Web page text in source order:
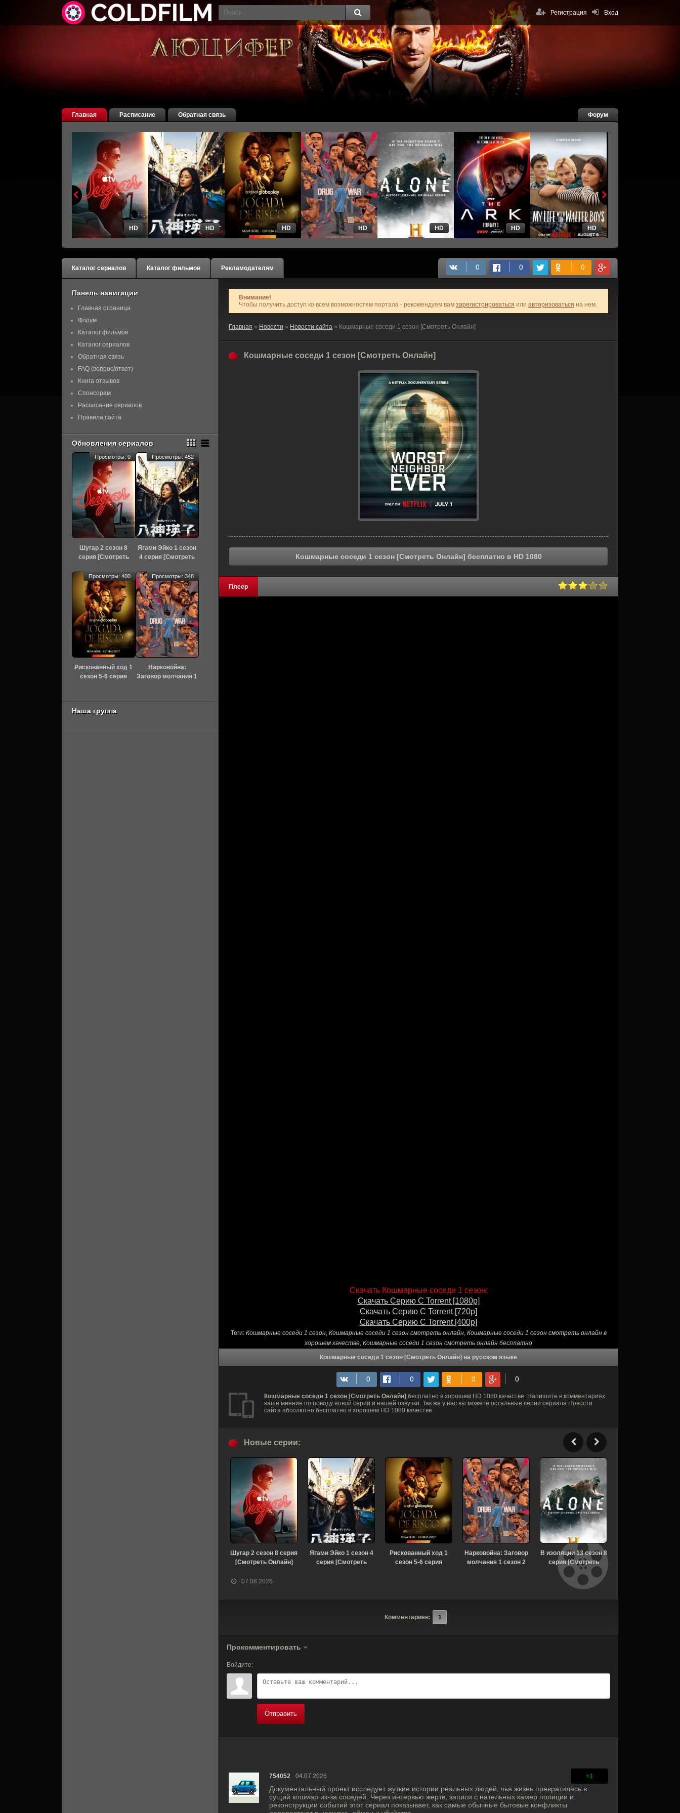
Вход
Регистрация
Главная Расписание Обратная связь Форум
HD HD HD HD HD HD HD
Каталог сериалов Каталог фильмов Рекламодателям
Внимание!
Чтобы получить доступ ко всем возможностям портала - рекомендуем вам зарегистрироваться или авторизоваться на нем.
Главная » Новости » Новости сайта » Кошмарные соседи 1 сезон [Смотреть Онлайн]
Кошмарные соседи 1 сезон [Смотреть Онлайн]
Кошмарные соседи 1 сезон [Смотреть Онлайн] бесплатно в HD 1080
Плеер
Скачать Кошмарные соседи 1 сезон:
Скачать Серию С Torrent [1080p]
Скачать Серию С Torrent [720p]
Скачать Серию С Torrent [400p]
Теги: Кошмарные соседи 1 сезон, Кошмарные соседи 1 сезон смотреть онлайн, Кошмарные соседи 1 сезон смотреть онлайн в
хорошем качестве Кошмарные соседи 1 сезон смотреть онлайн бесплатно
Кошмарные соседи 1 сезон [Смотреть Онлайн] на русском языке
Кошмарные соседи 1 сезон [Смотреть Онлайн] бесплатно в хорошем HD 1080 качестве. Напишите в комментариях
ваше мнение по поводу новой серии и нашей озвучки. Так же у нас вы можете остальные серии сериала Новости
сайта абсолютно бесплатно в хорошем HD 1080 качестве.
07.08.2026
Новые серии:
Шугар 2 сезон 8 серия
[Смотреть Онлайн]
Ягами Эйко 1 сезон 4
серия [Смотреть
Рискованный ход 1
сезон 5-6 серия
Нарковойна: Заговор
молчания 1 сезон 2
В изоляции 13 сезон 8
серия [Смотреть
Онлайн]
Комментариев: 1
Прокомментировать
Войдите:
Отправить
754052 04.07.2026 +1
Документальный проект исследует жуткие истории реальных людей, чья жизнь превратилась в
сущий кошмар из-за соседей. Через интервью жертв, записи с нательных камер полиции и
реконструкции событий этот сериал показывает, как самые обычные бытовые конфликты
Панель навигации
Главная страница
Форум
Каталог фильмов
Каталог сериалов
Обратная связь
FAQ (вопрос/ответ)
Книга отзывов
Спонсорам
Расписание сериалов
Правила сайта
Обновления сериалов
Шугар 2 сезон 8
серия [Смотреть
Просмотры: 0
Ягами Эйко 1 сезон
4 серия [Смотреть
Просмотры: 452
Рискованный ход 1
сезон 5-6 серия
Просмотры: 400
Нарковойна:
Заговор молчания 1
Просмотры: 348
Наша группа